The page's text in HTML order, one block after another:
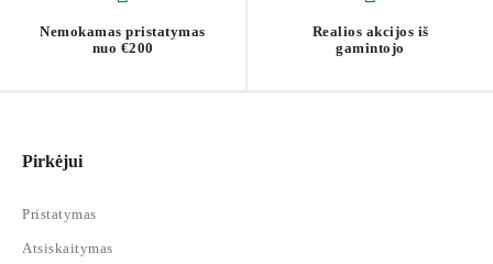
Nemokamas pristatymas
nuo €200
Realios akcijos iš
gamintojo
Pirkėjui
Pristatymas
Atsiskaitymas